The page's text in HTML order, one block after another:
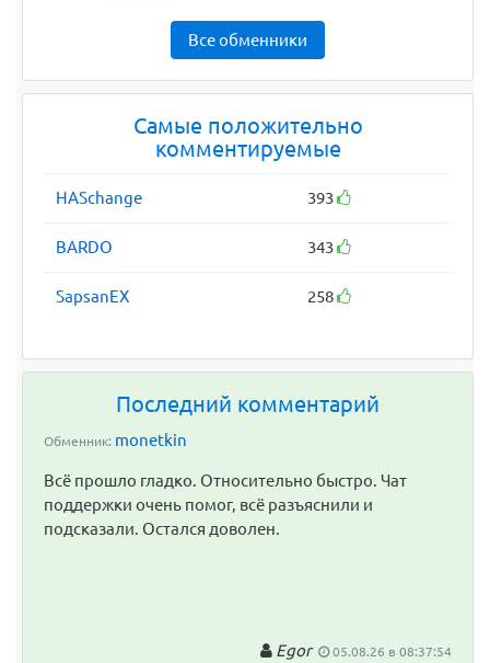
Все обменники
Самые положительно
комментируемые
HASchange 393
BARDO 343
SapsanEX 258
Последний комментарий
Обменник: monetkin
Всё прошло гладко. Относительно быстро. Чат
поддержки очень помог, всё разъяснили и
подсказали. Остался доволен.
Egor 05.08.26 в 08:37:54